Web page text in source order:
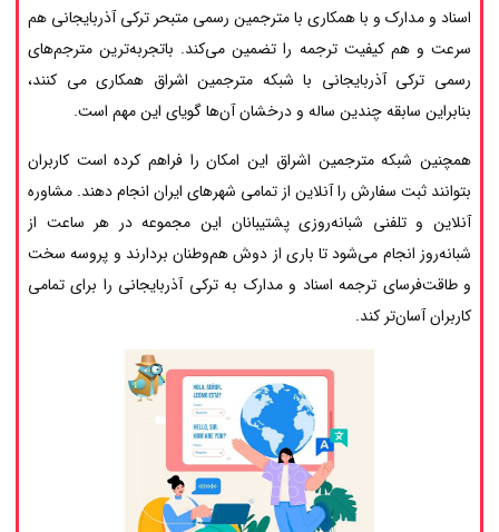
اسناد و مدارک و با همکاری با مترجمین رسمی متبحر ترکی آذربایجانی هم
سرعت و هم کیفیت ترجمه را تضمین می‌کند. باتجربه‌ترین مترجم‌های
رسمی ترکی آذربایجانی با شبکه مترجمین اشراق همکاری می کنند،
بنابراین سابقه چندین ساله و درخشان آن‌ها گویای این مهم است.
همچنین شبکه مترجمین اشراق این امکان را فراهم کرده است کاربران
بتوانند ثبت سفارش را آنلاین از تمامی شهرهای ایران انجام دهند. مشاوره
آنلاین و تلفنی شبانه‌روزی پشتیبانان این مجموعه در هر ساعت از
شبانه‌روز انجام می‌شود تا باری از دوش هم‌وطنان بردارند و پروسه سخت
و طاقت‌فرسای ترجمه اسناد و مدارک به ترکی آذربایجانی را برای تمامی
کاربران آسان‌تر کند.